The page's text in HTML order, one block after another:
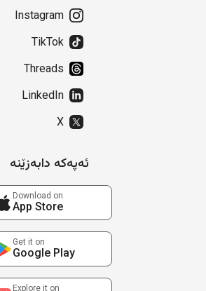
Instagram
TikTok
Threads
LinkedIn
X
ئەپەکە دابەزێنە
Download on
App Store
Get it on
Google Play